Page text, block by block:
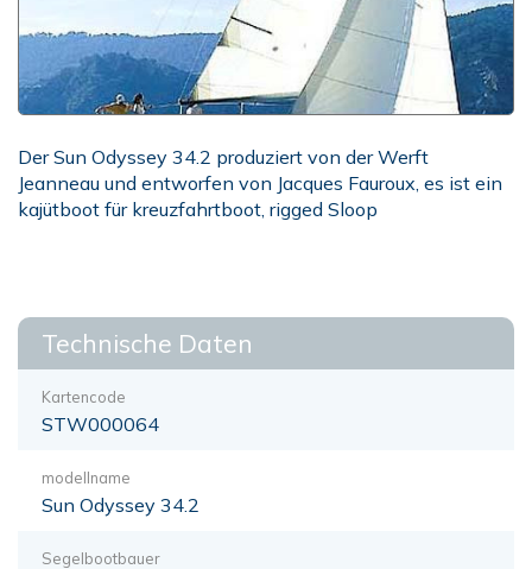
Der Sun Odyssey 34.2 produziert von der Werft
Jeanneau und entworfen von Jacques Fauroux, es ist ein
kajütboot für kreuzfahrtboot, rigged Sloop
Technische Daten
Kartencode
STW000064
modellname
Sun Odyssey 34.2
Segelbootbauer